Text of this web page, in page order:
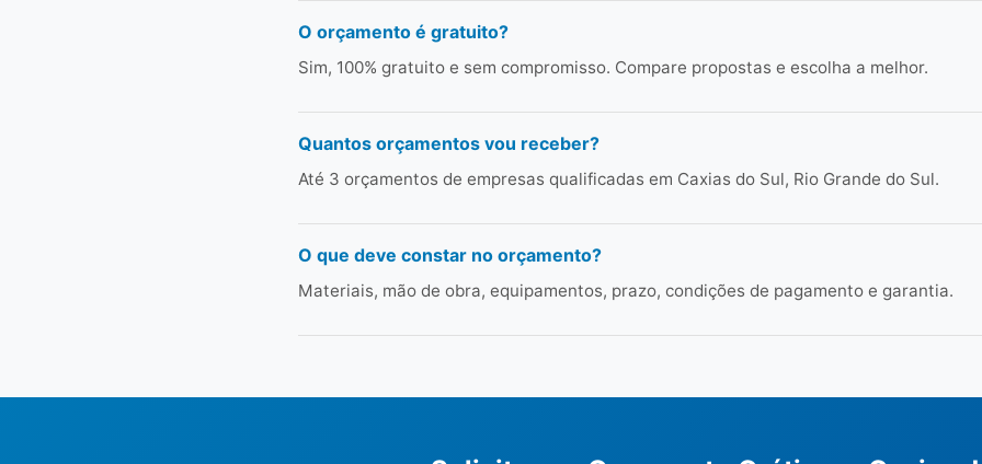
O orçamento é gratuito?
Sim, 100% gratuito e sem compromisso. Compare propostas e escolha a melhor.
Quantos orçamentos vou receber?
Até 3 orçamentos de empresas qualificadas em Caxias do Sul, Rio Grande do Sul.
O que deve constar no orçamento?
Materiais, mão de obra, equipamentos, prazo, condições de pagamento e garantia.